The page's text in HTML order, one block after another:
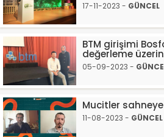
17-11-2023 - GÜNCEL
BTM girişimi
değerleme
05-09-2023 -
Mucitler sahneye
11-08-2023 - GÜNCEL